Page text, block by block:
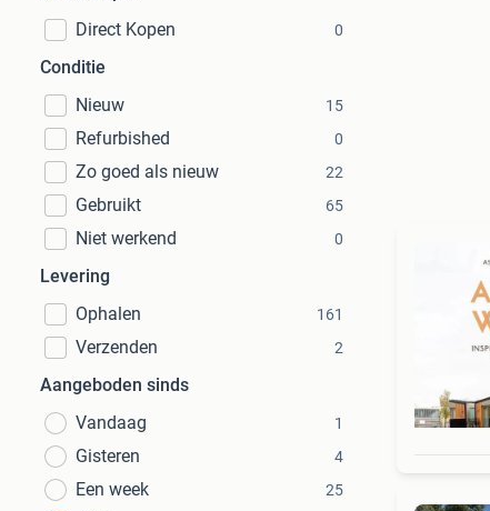
Direct Kopen
0
Conditie
Nieuw
15
Refurbished 0
Zo goed als nieuw 22
Gebruikt 65
Niet werkend 0
Levering
Ophalen
161
Verzenden 2
Aangeboden sinds
Vandaag
1
Gisteren 4
Een week 25